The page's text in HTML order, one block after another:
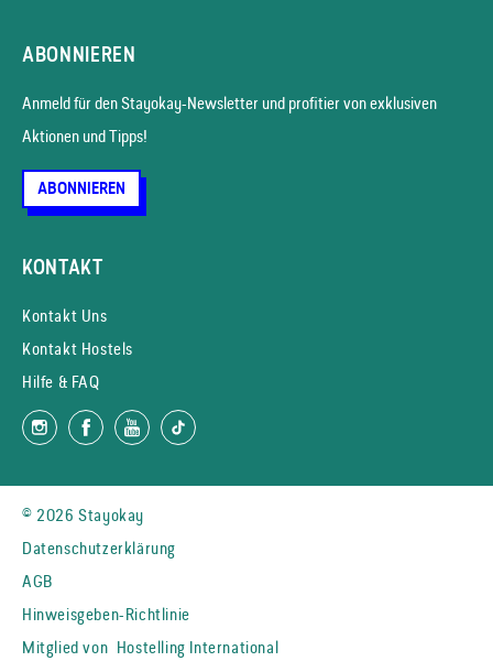
ABONNIEREN
Anmeld für den Stayokay-News­letter und profitier von exklusiven
Aktionen und Tipps!
ABONNIEREN
KONTAKT
Kontakt Uns
Kontakt Hostels
Hilfe & FAQ
© 2026 Stayokay
Datenschutzerklärung
AGB
Hinweisgeben-Richtlinie
Mitglied von Hostelling International